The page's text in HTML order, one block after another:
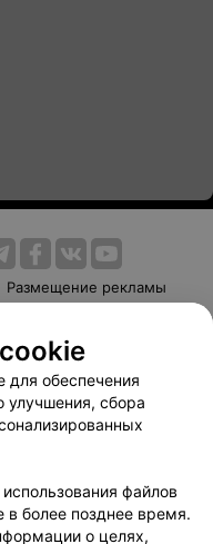
Размещение рекламы
Способы оплаты
103.by
данных
для обеспечения
улучшения, сбора
файлов
в более позднее время.
о целях,